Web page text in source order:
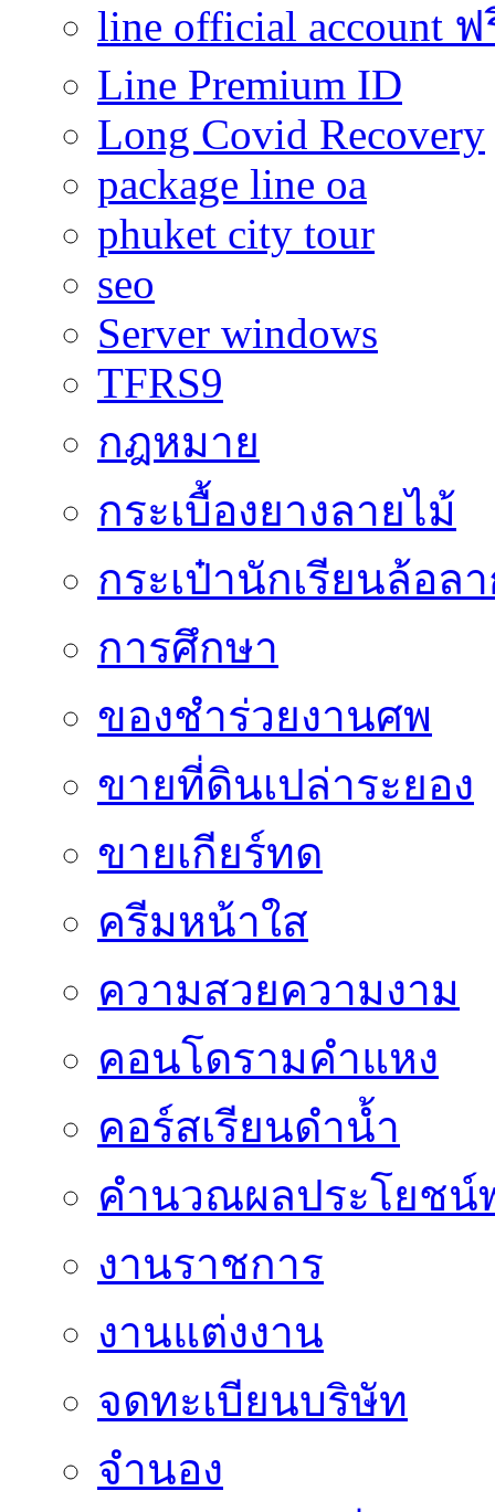
line official account
Line Premium ID
Long Covid Recovery
package line oa
phuket city tour
seo
Server windows
TFRS9
กฎหมาย
กระเบื้องยางลายไม้
กระเป๋านักเรียนล้อล
การศึกษา
ของชำร่วยงานศพ
ขายที่ดินเปล่าระยอง
ขายเกียร์ทด
ครีมหน้าใส
ความสวยความงาม
คอนโดรามคำแหง
คอร์สเรียนดำน้ำ
คำนวณผลประโยชน์
งานราชการ
งานแต่งงาน
จดทะเบียนบริษัท
จำนอง